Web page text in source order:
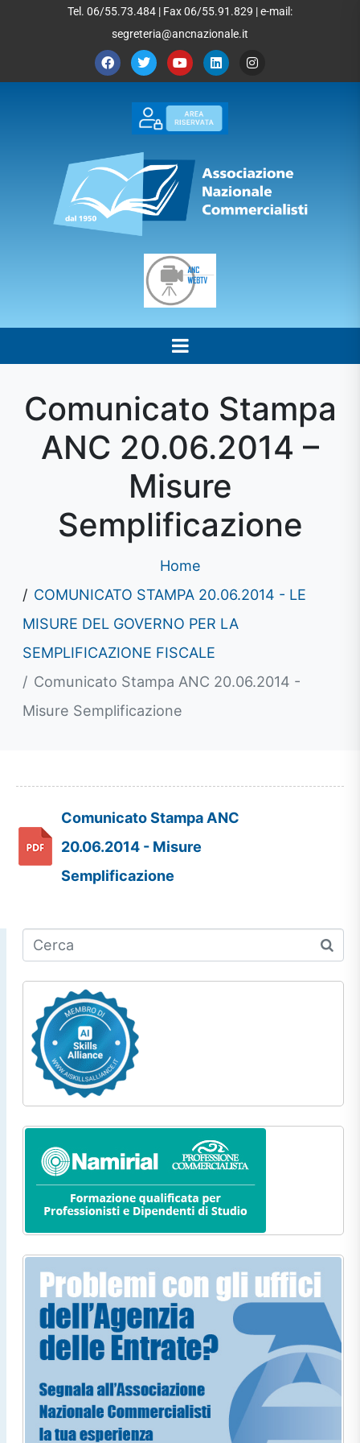
Tel. 06/55.73.484 | Fax 06/55.91.829 | e-mail:
segreteria@ancnazionale.it
Comunicato Stampa
ANC 20.06.2014 –
Misure
Semplificazione
Home
COMUNICATO STAMPA 20.06.2014 - LE
MISURE DEL GOVERNO PER LA
SEMPLIFICAZIONE FISCALE
Comunicato Stampa ANC 20.06.2014 -
Misure Semplificazione
Comunicato Stampa ANC
20.06.2014 - Misure
Semplificazione